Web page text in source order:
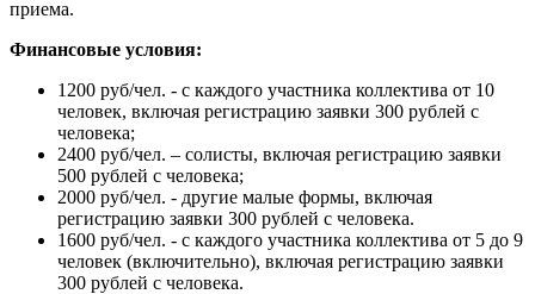
приема.
Финансовые условия:
1200 руб/чел. - с каждого участника коллектива от 10
человек, включая регистрацию заявки 300 рублей с
человека;
2400 руб/чел. – солисты, включая регистрацию заявки
500 рублей с человека;
2000 руб/чел. - другие малые формы, включая
регистрацию заявки 300 рублей с человека.
1600 руб/чел. - с каждого участника коллектива от 5 до 9
человек (включительно), включая регистрацию заявки
300 рублей с человека.